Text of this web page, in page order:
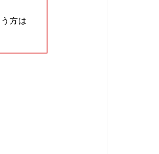
方は